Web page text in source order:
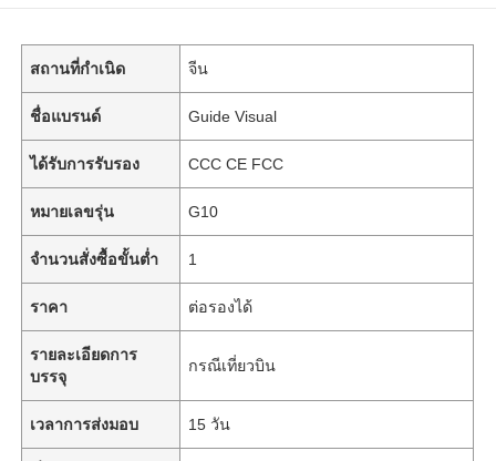
สถานที่กำเนิด จีน
ชื่อแบรนด์ Guide Visual
ได้รับการรับรอง CCC CE FCC
หมายเลขรุ่น G10
จำนวนสั่งซื้อขั้นต่ำ 1
ราคา ต่อรองได้
รายละเอียดการ
บรรจุ
กรณีเที่ยวบิน
เวลาการส่งมอบ 15 วัน